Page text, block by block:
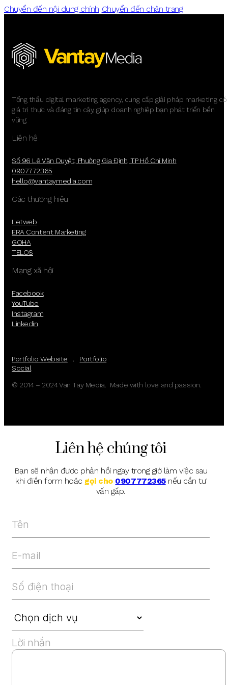
Chuyển đến nội dung chính Chuyển đến chân trang
Tổng thầu digital marketing agency, cung cấp giải pháp marketing có
giá trị thực và đáng tin cậy, giúp doanh nghiệp bạn phát triển bền
vững.
Liên hệ
Số 96 Lê Văn Duyệt, Phường Gia Định, TP Hồ Chí Minh
0907772365
hello@vantaymedia.com
Các thương hiệu
Letweb
ERA Content Marketing
GOHA
TELOS
Mạng xã hội
Facebook
YouTube
Instagram
Linkedin
Portfolio Website . Portfolio
Social
© 2014 – 2024 Van Tay Media. Made with love and passion.
Liên hệ chúng tôi
Bạn sẽ nhận được phản hồi ngay trong giờ làm việc sau
khi điền form hoặc gọi cho 0907772365nếu cần tư
vấn gấp.
Lời nhắn